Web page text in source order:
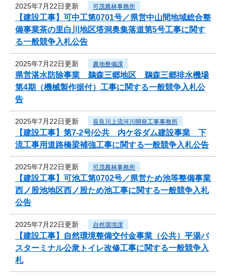
2025年7月22日更新 可茂農林事務所
【建設工事】可中工第0701号／県営中山間地域総合整
備事業茶の里白川地区塔洞奥集落道第5号工事に関す
る一般競争入札公告
2025年7月22日更新 農地整備課
県営湛水防除事業 鵜森三郷地区 鵜森三郷排水機場
第4期（機械製作据付）工事に関する一般競争入札公
告
2025年7月22日更新 長良川上流河川開発工事事務所
【建設工事】第7-2号/公共 内ケ谷ダム建設事業 下
流工事用道路橋梁補強工事に関する一般競争入札公告
2025年7月22日更新 可茂農林事務所
【建設工事】可池工第0702号／県営ため池等整備事業
西ノ股池地区西ノ股ため池工事に関する一般競争入札
公告
2025年7月22日更新 自然環境課
【建設工事】自然環境整備交付金事業（公共）平湯バ
スターミナル公衆トイレ改修工事に関する一般競争入
札